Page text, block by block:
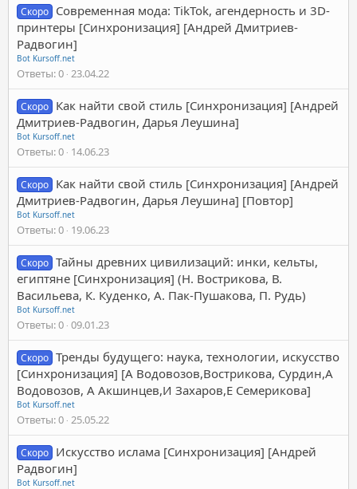
Скоро Современная мода: TikTok, агендерность и 3D-
принтеры [Синхронизация] [Андрей Дмитриев-
Радвогин]
Bot Kursoff.net
Ответы 0 23.04.22
Скоро Как найти свой стиль [Синхронизация] [Андрей
Дмитриев-Радвогин, Дарья Леушина]
Bot Kursoff.net
Ответы 0 14.06.23
Скоро Как найти свой стиль [Синхронизация] [Андрей
Дмитриев-Радвогин, Дарья Леушина] [Повтор]
Bot Kursoff.net
Ответы 0 19.06.23
Скоро Тайны древних цивилизаций: инки, кельты,
египтяне [Синхронизация] (Н. Вострикова, В.
Васильева, К. Куденко, А. Пак-Пушакова, П. Рудь)
Bot Kursoff.net
Ответы 0 09.01.23
Скоро Тренды будущего: наука, технологии, искусство
[Синхронизация] [А Водовозов,Вострикова, Сурдин,А
Водовозов, А Акшинцев,И Захаров,Е Семерикова]
Bot Kursoff.net
Ответы 0 25.05.22
Скоро Искусство ислама [Синхронизация] [Андрей
Радвогин]
Bot Kursoff.net